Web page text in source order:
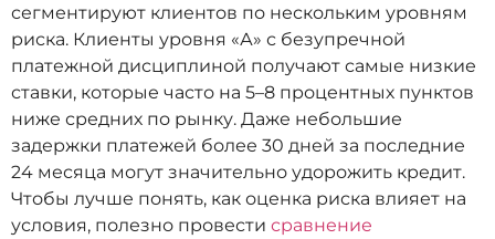
сегментируют клиентов по нескольким уровням
риска. Клиенты уровня «А» с безупречной
платежной дисциплиной получают самые низкие
ставки, которые часто на 5–8 процентных пунктов
ниже средних по рынку. Даже небольшие
задержки платежей более 30 дней за последние
24 месяца могут значительно удорожить кредит.
Чтобы лучше понять, как оценка риска влияет на
условия, полезно провести сравнение